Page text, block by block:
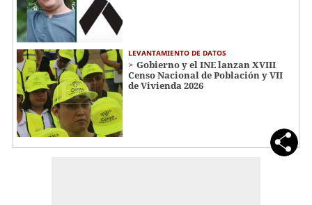
LEVANTAMIENTO DE DATOS
Gobierno y el INE lanzan XVIII
Censo Nacional de Población y VII
de Vivienda 2026